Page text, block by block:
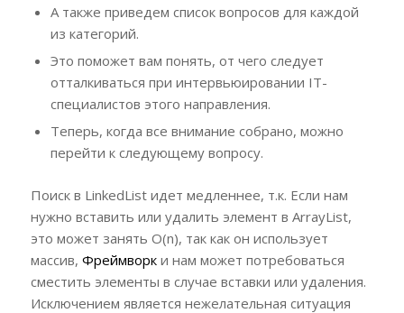
А также приведем список вопросов для каждой
из категорий.
Это поможет вам понять, от чего следует
отталкиваться при интервьюировании IT-
специалистов этого направления.
Теперь, когда все внимание собрано, можно
перейти к следующему вопросу.
Поиск в LinkedList идет медленнее, т.к. Если нам
нужно вставить или удалить элемент в ArrayList,
это может занять O(n), так как он использует
массив, Фреймворки нам может потребоваться
сместить элементы в случае вставки или удаления.
Исключением является нежелательная ситуация